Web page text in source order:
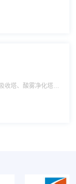
艾特塑料专业生产DN50 PP鲍尔环填料，专为脱硫吸收塔、酸雾净化塔设计。产品具有通量大、压降低、耐酸碱腐蚀等优点，是替代传统拉西环的理想散堆填料。作为源头厂家，提供PP材质出厂价格、现货批发及技术支持，欢迎咨询